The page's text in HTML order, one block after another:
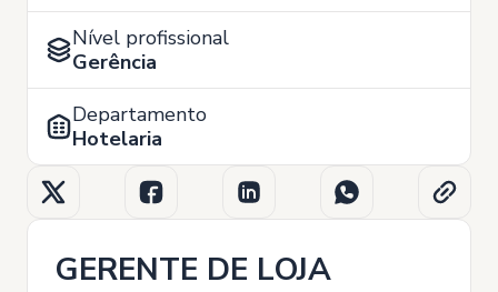
Nível profissional
Gerência
Departamento
Hotelaria
GERENTE DE LOJA